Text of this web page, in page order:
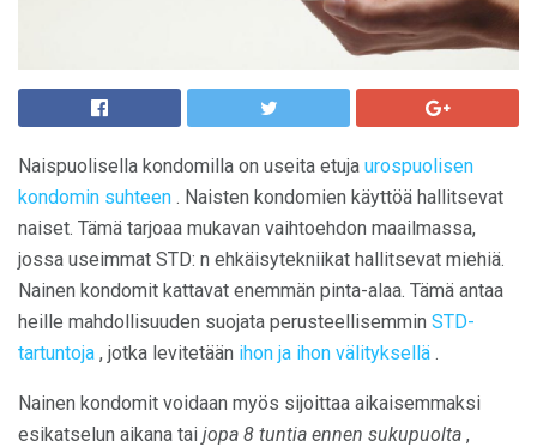
Naispuolisella kondomilla on useita etuja urospuolisen
kondomin suhteen . Naisten kondomien käyttöä hallitsevat
naiset. Tämä tarjoaa mukavan vaihtoehdon maailmassa,
jossa useimmat STD: n ehkäisytekniikat hallitsevat miehiä.
Nainen kondomit kattavat enemmän pinta-alaa. Tämä antaa
heille mahdollisuuden suojata perusteellisemmin STD-
tartuntoja , jotka levitetään ihon ja ihon välityksellä .
Nainen kondomit voidaan myös sijoittaa aikaisemmaksi
esikatselun aikana tai jopa 8 tuntia ennen sukupuolta ,